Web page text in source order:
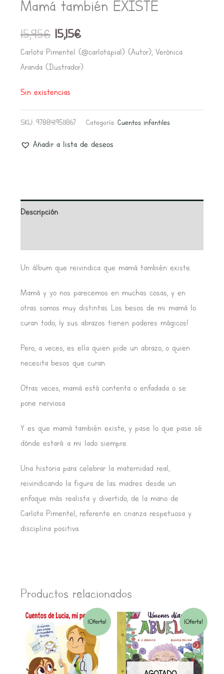
Mamá también EXISTE
15,95€
15,95€.
15,15€
15,15€.
Carlota Pimentel (@carlota.pial) (Autor), Verònica
Aranda (Ilustrador)
Sin existencias
SKU: 9788419511867 Categoría: Cuentos infantiles
Añadir a lista de deseos
Descripción
Un álbum que reivindica que mamá también existe.
Mamá y yo nos parecemos en muchas cosas, y en
otras somos muy distintas. Los besos de mi mamá lo
curan todo, ¡y sus abrazos tienen poderes mágicos!
Pero, a veces, es ella quien pide un abrazo, o quien
necesita besos que curan.
Otras veces, mamá está contenta o enfadada o se
pone nerviosa.
Y es que mamá también existe, y pase lo que pase sé
dónde estará: a mi lado siempre.
Una historia para celebrar la maternidad real,
reivindicando la figura de las madres desde un
enfoque más realista y divertido, de la mano de
Carlota Pimentel, referente en crianza respetuosa y
disciplina positiva.
Productos relacionados
¡Oferta!
El
precio
original
El
precio
actual
¡Oferta!
El
precio
original
El
precio
actual